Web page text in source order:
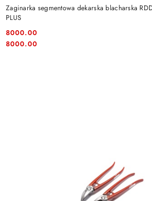
Zaginarka segmentowa dekarska blacharska
PLUS
Cena:
8000.00
Cena:
8000.00